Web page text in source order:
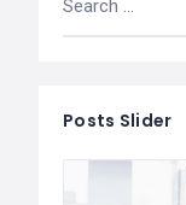
Posts Slider